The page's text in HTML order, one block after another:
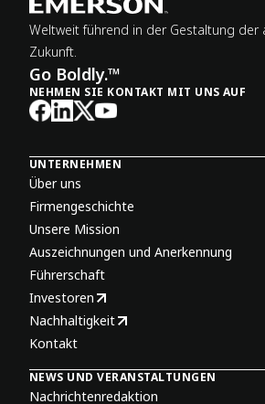
Weltweit führend in der Gestaltung der
Zukunft.
Go Boldly.™
NEHMEN SIE KONTAKT MIT UNS AUF
UNTERNEHMEN
Über uns
Firmengeschichte
Unsere Mission
Auszeichnungen und Anerkennung
Führerschaft
Investoren
Nachhaltigkeit
Kontakt
NEWS UND VERANSTALTUNGEN
Nachrichtenredaktion